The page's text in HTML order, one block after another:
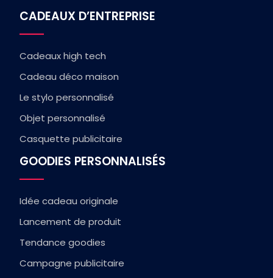
CADEAUX D’ENTREPRISE
Cadeaux high tech
Cadeau déco maison
Le stylo personnalisé
Objet personnalisé
Casquette publicitaire
GOODIES PERSONNALISÉS
Idée cadeau originale
Lancement de produit
Tendance goodies
Campagne publicitaire